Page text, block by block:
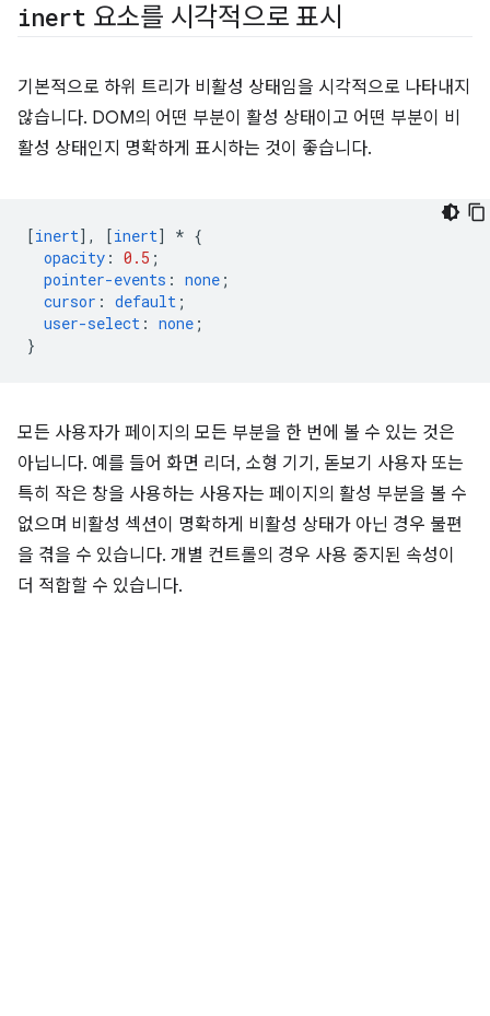
inert 요소를 시각적으로 표시
기본적으로 하위 트리가 비활성 상태임을 시각적으로 나타내지
않습니다. DOM의 어떤 부분이 활성 상태이고 어떤 부분이 비
활성 상태인지 명확하게 표시하는 것이 좋습니다.
[inert], [inert] * {
opacity : 0.5 ;
pointer-events : none ;
cursor : default ;
user-select : none ;
}
모든 사용자가 페이지의 모든 부분을 한 번에 볼 수 있는 것은
아닙니다. 예를 들어 화면 리더, 소형 기기, 돋보기 사용자 또는
특히 작은 창을 사용하는 사용자는 페이지의 활성 부분을 볼 수
없으며 비활성 섹션이 명확하게 비활성 상태가 아닌 경우 불편
을 겪을 수 있습니다. 개별 컨트롤의 경우 사용 중지된 속성이
더 적합할 수 있습니다.